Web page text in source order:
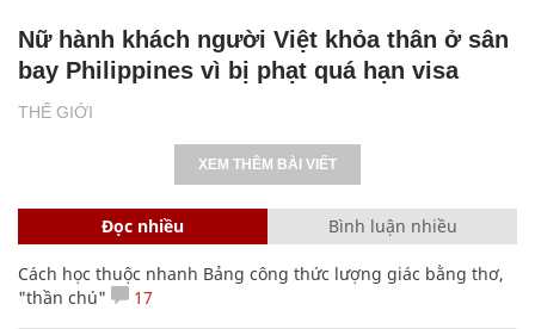
THẾ GIỚI
Nữ hành khách người Việt khỏa thân ở sân
bay Philippines vì bị phạt quá hạn visa
XEM THÊM BÀI VIẾT
Đọc nhiều Bình luận nhiều
Cách học thuộc nhanh Bảng công thức lượng giác bằng thơ,
"thần chú"
17